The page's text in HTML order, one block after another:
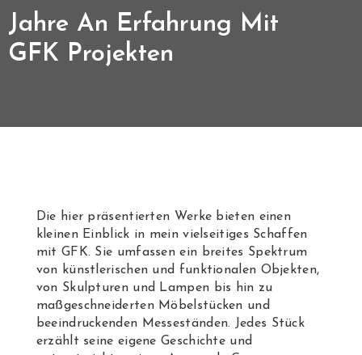
Jahre An Erfahrung Mit
GFK Projekten
Die hier präsentierten Werke bieten einen
kleinen Einblick in mein vielseitiges Schaffen
mit GFK. Sie umfassen ein breites Spektrum
von künstlerischen und funktionalen Objekten,
von Skulpturen und Lampen bis hin zu
maßgeschneiderten Möbelstücken und
beeindruckenden Messeständen. Jedes Stück
erzählt seine eigene Geschichte und